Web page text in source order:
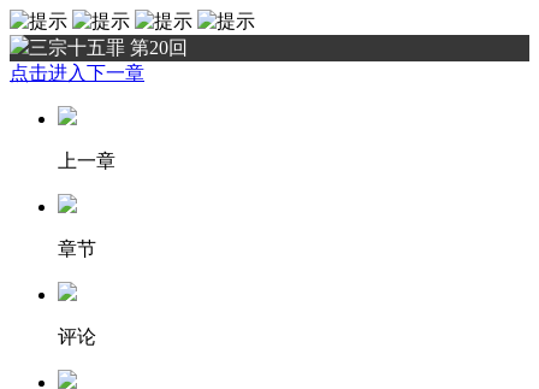
三宗十五罪 第20回
点击进入下一章
上一章
章节
评论